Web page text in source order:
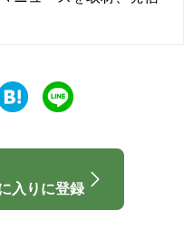
入りに登録